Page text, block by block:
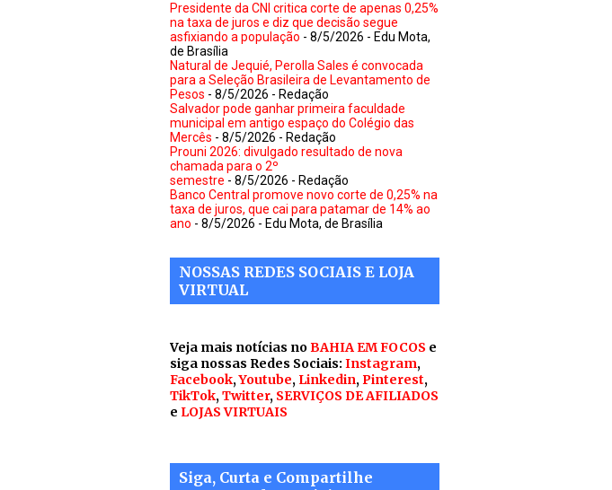
Presidente da CNI critica corte de apenas 0,25%
na taxa de juros e diz que decisão segue
asfixiando a população - 8/5/2026 - Edu Mota,
de Brasília
Natural de Jequié, Perolla Sales é convocada
para a Seleção Brasileira de Levantamento de
Pesos - 8/5/2026 - Redação
Salvador pode ganhar primeira faculdade
municipal em antigo espaço do Colégio das
Mercês - 8/5/2026 - Redação
Prouni 2026: divulgado resultado de nova
chamada para o 2º
semestre - 8/5/2026 - Redação
Banco Central promove novo corte de 0,25% na
taxa de juros, que cai para patamar de 14% ao
ano - 8/5/2026 - Edu Mota, de Brasília
NOSSAS REDES SOCIAIS E LOJA
VIRTUAL
Veja mais notícias noBAHIA EM FOCOS e
siga nossas Redes Sociais: Instagram,
Facebook,Youtube, Linkedin,Pinterest,
TikTok,Twitter, SERVIÇOS DE AFILIADOS
e LOJAS VIRTUAIS
Siga, Curta e Compartilhe